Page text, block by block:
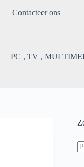
Contacteer ons
PC , TV ,